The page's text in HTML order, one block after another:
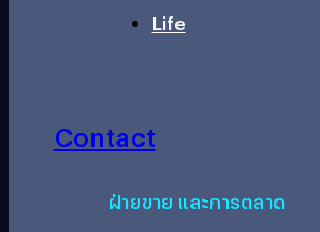
Life
Contact
ฝ่ายขาย และการตลาด